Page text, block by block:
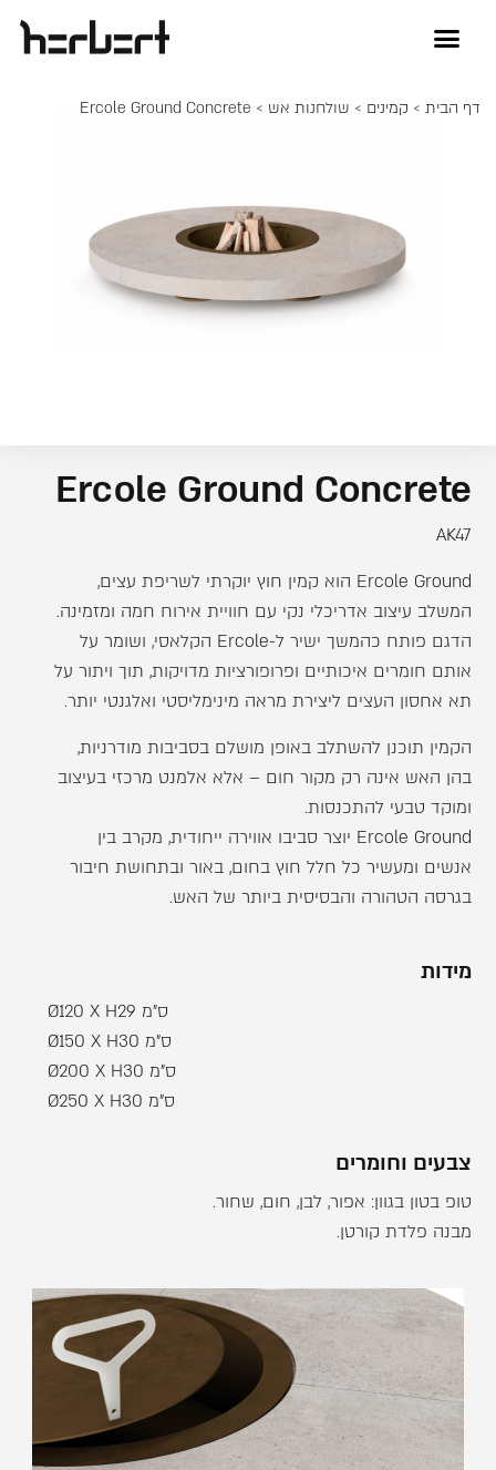
דף הבית > קמינים > שולחנות אש > Ercole Ground Concrete
Ercole Ground Concrete
AK47
Ercole Ground הוא קמין חוץ יוקרתי לשריפת עצים,
המשלב עיצוב אדריכלי נקי עם חוויית אירוח חמה ומזמינה.
הדגם פותח כהמשך ישיר ל-Ercole הקלאסי, ושומר על
אותם חומרים איכותיים ופרופורציות מדויקות, תוך ויתור על
תא אחסון העצים ליצירת מראה מינימליסטי ואלגנטי יותר.
הקמין תוכנן להשתלב באופן מושלם בסביבות מודרניות,
בהן האש אינה רק מקור חום – אלא אלמנט מרכזי בעיצוב
ומוקד טבעי להתכנסות.
Ercole Ground יוצר סביבו אווירה ייחודית, מקרב בין
אנשים ומעשיר כל חלל חוץ בחום, באור ובתחושת חיבור
בגרסה הטהורה והבסיסית ביותר של האש.
מידות
Ø120 X H29 ס"מ
Ø150 X H30 ס"מ
Ø200 X H30 ס"מ
Ø250 X H30 ס"מ
צבעים וחומרים
טופ בטון בגוון: אפור, לבן, חום, שחור.
מבנה פלדת קורטן.